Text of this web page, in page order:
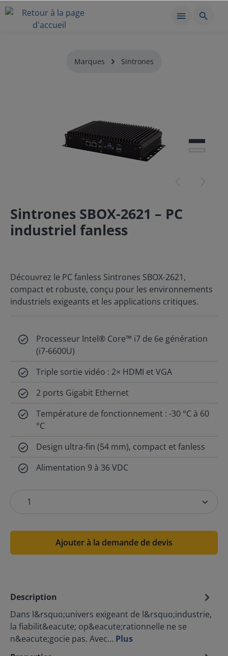
Marques Sintrones
Sintrones SBOX-2621 – PC
industriel fanless
Découvrez le PC fanless Sintrones SBOX-2621,
compact et robuste, conçu pour les environnements
industriels exigeants et les applications critiques.
Processeur Intel® Core™ i7 de 6e génération
(i7-6600U)
Triple sortie vidéo : 2× HDMI et VGA
2 ports Gigabit Ethernet
Température de fonctionnement : -30 °C à 60
°C
Design ultra-fin (54 mm), compact et fanless
Alimentation 9 à 36 VDC
Ajouter à la demande de devis
Description
Dans l&rsquo;univers exigeant de l&rsquo;industrie,
la fiabilit&eacute; op&eacute;rationnelle ne se
n&eacute;gocie pas. Avec… Plus